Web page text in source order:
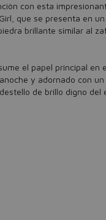
con esta
que se presenta en
brillante similar al
el papel principal en
y adornado con un
de brillo digno del